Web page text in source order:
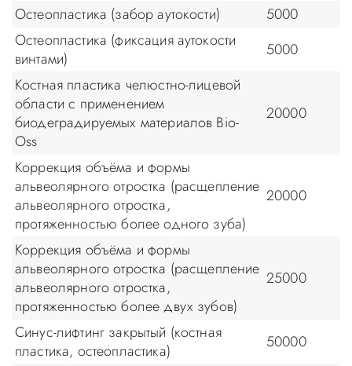
Остеопластика (забор аутокости)
5000
Остеопластика (фиксация аутокости
винтами)
5000
Костная пластика челюстно-лицевой
области с применением
биодеградируемых материалов Bio-
Oss
20000
Коррекция объёма и формы
альвеолярного отростка (расщепление
альвеолярного отростка,
протяженностью более одного зуба)
20000
Коррекция объёма и формы
альвеолярного отростка (расщепление
альвеолярного отростка,
протяженностью более двух зубов)
25000
Синус-лифтинг закрытый (костная
пластика, остеопластика)
50000